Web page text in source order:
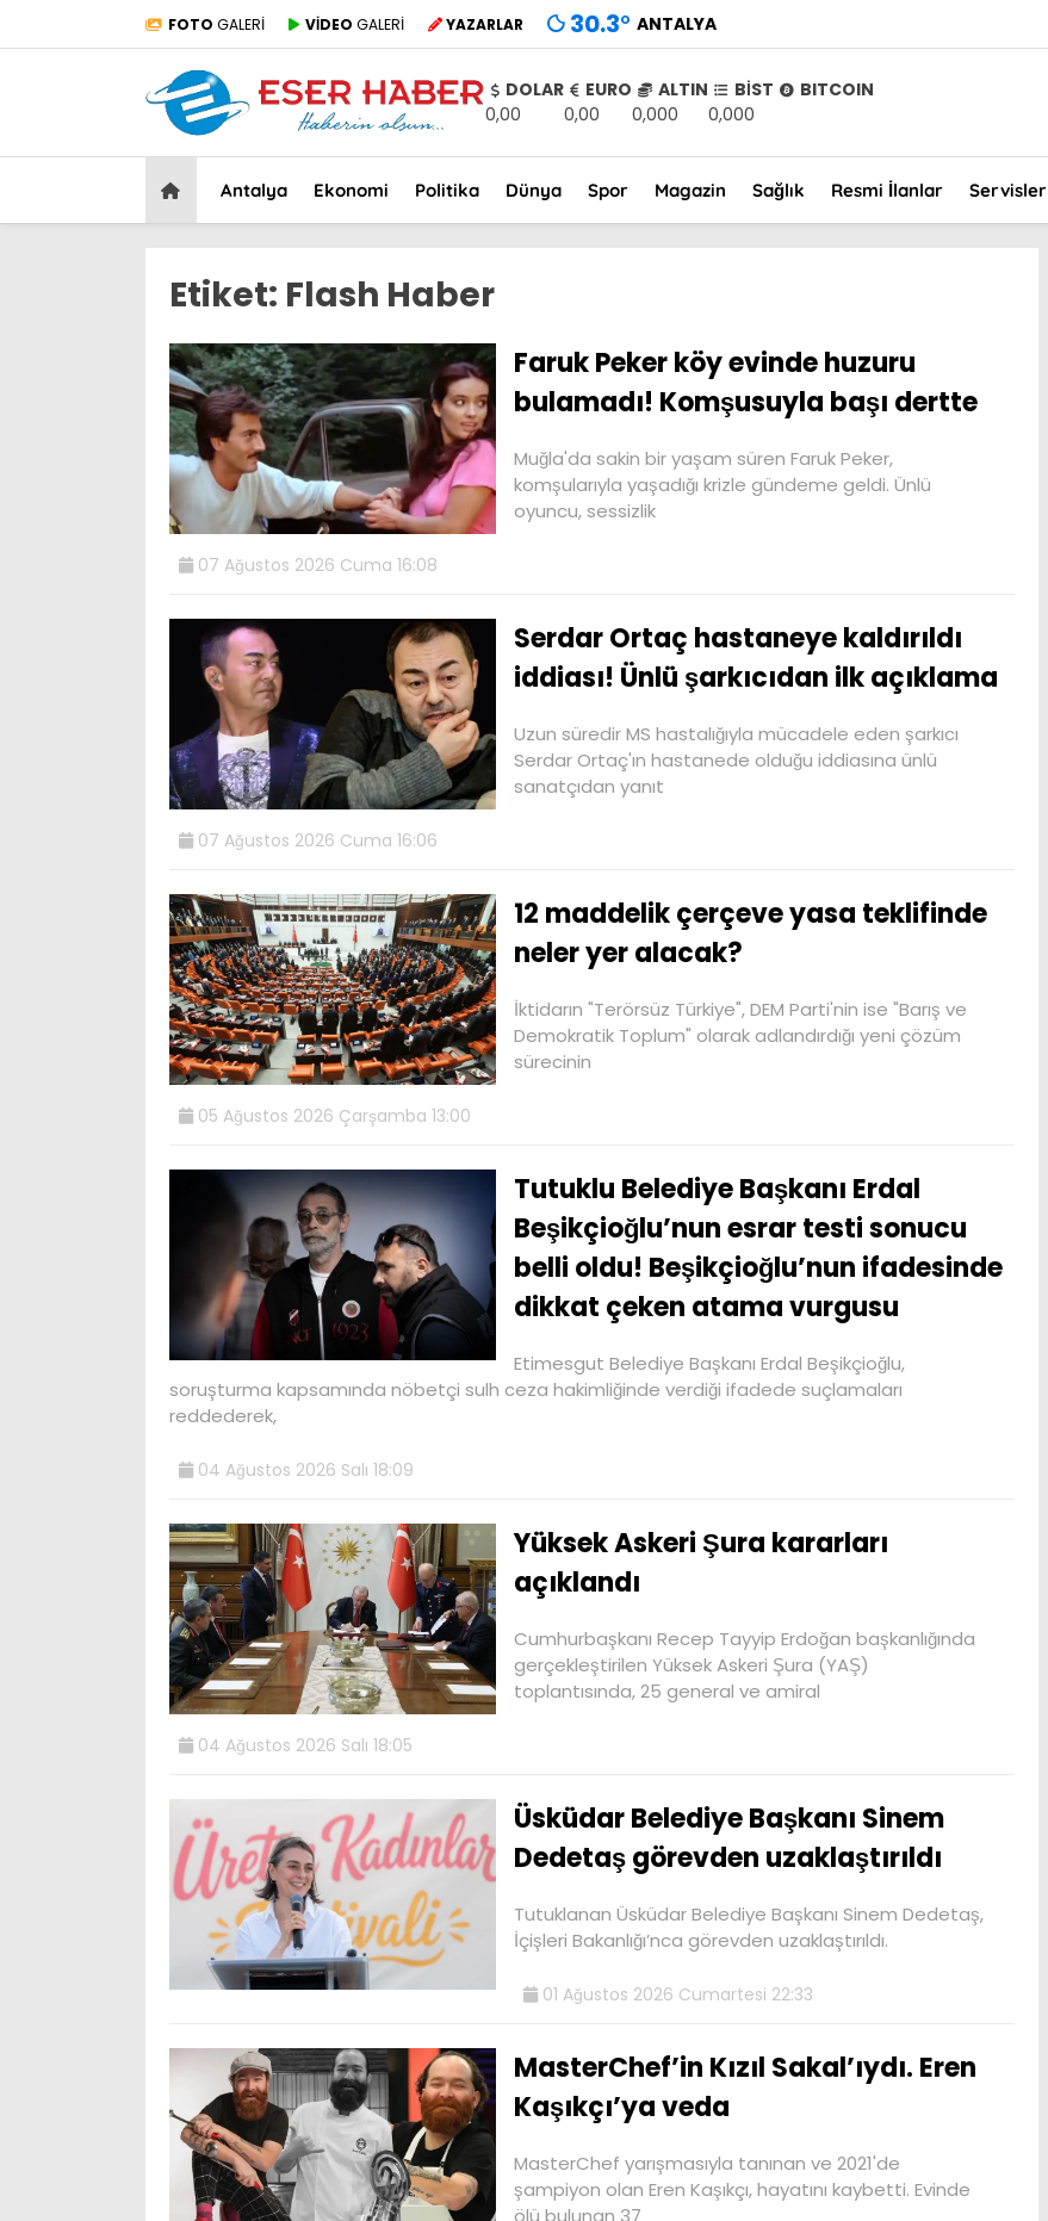
FOTO GALERİ VİDEO GALERİ YAZARLAR 30.3° ANTALYA
DOLAR
0,00
EURO
0,00
ALTIN
0,000
BİST
0,000
BITCOIN
Antalya Ekonomi Politika Dünya Spor Magazin Sağlık Resmi İlanlar Servisler
Etiket: Flash Haber
Faruk Peker köy evinde huzuru
bulamadı! Komşusuyla başı dertte
Muğla'da sakin bir yaşam süren Faruk Peker,
komşularıyla yaşadığı krizle gündeme geldi. Ünlü
oyuncu, sessizlik
07 Ağustos 2026 Cuma 16:08
Serdar Ortaç hastaneye kaldırıldı
iddiası! Ünlü şarkıcıdan ilk açıklama
Uzun süredir MS hastalığıyla mücadele eden şarkıcı
Serdar Ortaç'ın hastanede olduğu iddiasına ünlü
sanatçıdan yanıt
07 Ağustos 2026 Cuma 16:06
12 maddelik çerçeve yasa teklifinde
neler yer alacak?
İktidarın "Terörsüz Türkiye", DEM Parti'nin ise "Barış ve
Demokratik Toplum" olarak adlandırdığı yeni çözüm
sürecinin
05 Ağustos 2026 Çarşamba 13:00
Tutuklu Belediye Başkanı Erdal
Beşikçioğlu’nun esrar testi sonucu
belli oldu! Beşikçioğlu’nun ifadesinde
dikkat çeken atama vurgusu
Etimesgut Belediye Başkanı Erdal Beşikçioğlu,
soruşturma kapsamında nöbetçi sulh ceza hakimliğinde verdiği ifadede suçlamaları
reddederek,
04 Ağustos 2026 Salı 18:09
Yüksek Askeri Şura kararları
açıklandı
Cumhurbaşkanı Recep Tayyip Erdoğan başkanlığında
gerçekleştirilen Yüksek Askeri Şura (YAŞ)
toplantısında, 25 general ve amiral
04 Ağustos 2026 Salı 18:05
Üsküdar Belediye Başkanı Sinem
Dedetaş görevden uzaklaştırıldı
Tutuklanan Üsküdar Belediye Başkanı Sinem Dedetaş,
İçişleri Bakanlığı’nca görevden uzaklaştırıldı.
01 Ağustos 2026 Cumartesi 22:33
MasterChef’in Kızıl Sakal’ıydı. Eren
Kaşıkçı’ya veda
MasterChef yarışmasıyla tanınan ve 2021'de
şampiyon olan Eren Kaşıkçı, hayatını kaybetti. Evinde
ölü bulunan 37